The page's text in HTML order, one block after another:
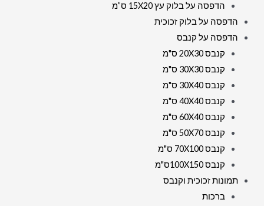
הדפסה על בלוק עץ 15X20 ס”מ
הדפסה על בלוק זכוכית
הדפסה על קנבס
קנבס 20X30 ס"מ
קנבס 30X30 ס"מ
קנבס 30X40 ס"מ
קנבס 40X40 ס"מ
קנבס 60X40 ס"מ
קנבס 50X70 ס"מ
קנבס 70X100 ס"מ
קנבס 100X150ס"מ
תמונות זכוכית וקנבס
ברכות